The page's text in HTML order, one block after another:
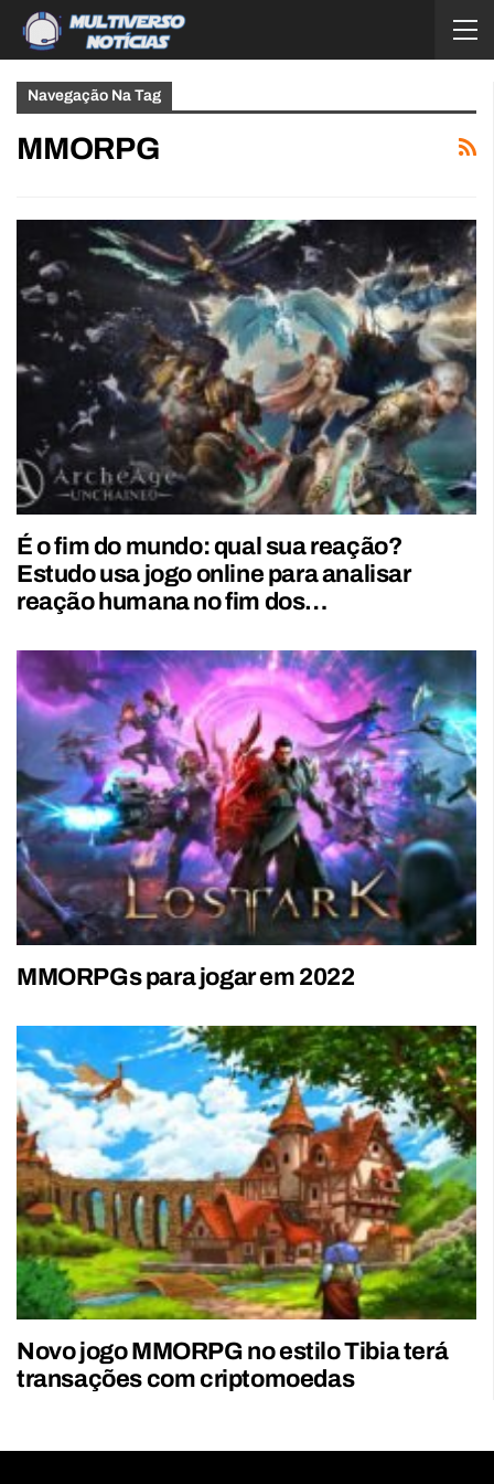
Navegação Na Tag
MMORPG
É o fim do mundo: qual sua reação?
Estudo usa jogo online para analisar
reação humana no fim dos…
MMORPGs para jogar em 2022
Novo jogo MMORPG no estilo Tibia terá
transações com criptomoedas